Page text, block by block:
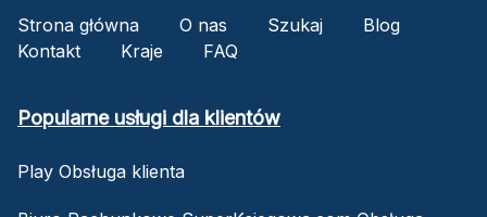
Strona główna O nas Szukaj
Blog
Kontakt
Kraje FAQ
Popularne usługi dla klientów
Play Obsługa klienta